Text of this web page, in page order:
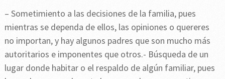
– Sometimiento a las decisiones de la familia, pues
mientras se dependa de ellos, las opiniones o quereres
no importan, y hay algunos padres que son mucho más
autoritarios e imponentes que otros.- Búsqueda de un
lugar donde habitar o el respaldo de algún familiar, pues